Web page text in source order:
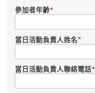
參加者年齡*
當日活動負責人姓名*
當日活動負責人聯絡電話*